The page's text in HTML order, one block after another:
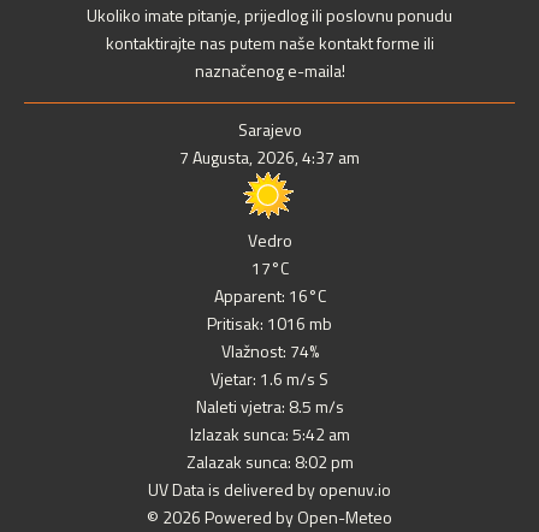
Ukoliko imate pitanje, prijedlog ili poslovnu ponudu
kontaktirajte nas putem naše kontakt forme ili
naznačenog e-maila!
Sarajevo
7 Augusta, 2026, 4:37 am
Vedro
17°C
Apparent: 16°C
Pritisak: 1016 mb
Vlažnost: 74%
Vjetar: 1.6 m/s S
Naleti vjetra: 8.5 m/s
Izlazak sunca: 5:42 am
Zalazak sunca: 8:02 pm
UV Data is delivered by openuv.io
© 2026 Powered by Open-Meteo